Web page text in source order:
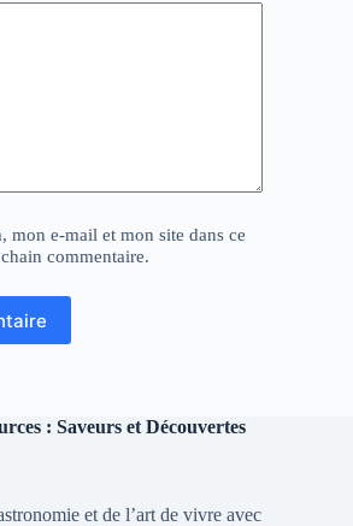
mon e-mail et mon site dans ce
commentaire.
: Saveurs et Découvertes
et de l’art de vivre avec